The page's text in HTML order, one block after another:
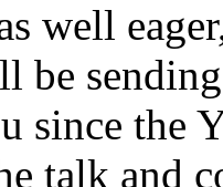
well
be
since the
talk and